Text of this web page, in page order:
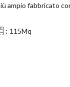
ampio fabbricato
115Mq